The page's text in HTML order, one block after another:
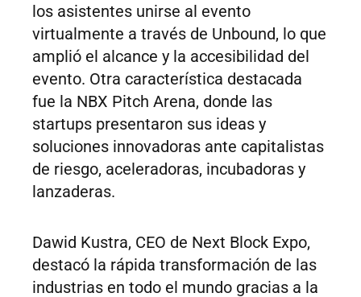
los asistentes unirse al evento
virtualmente a través de Unbound, lo que
amplió el alcance y la accesibilidad del
evento. Otra característica destacada
fue la NBX Pitch Arena, donde las
startups presentaron sus ideas y
soluciones innovadoras ante capitalistas
de riesgo, aceleradoras, incubadoras y
lanzaderas.
Dawid Kustra, CEO de Next Block Expo,
destacó la rápida transformación de las
industrias en todo el mundo gracias a la